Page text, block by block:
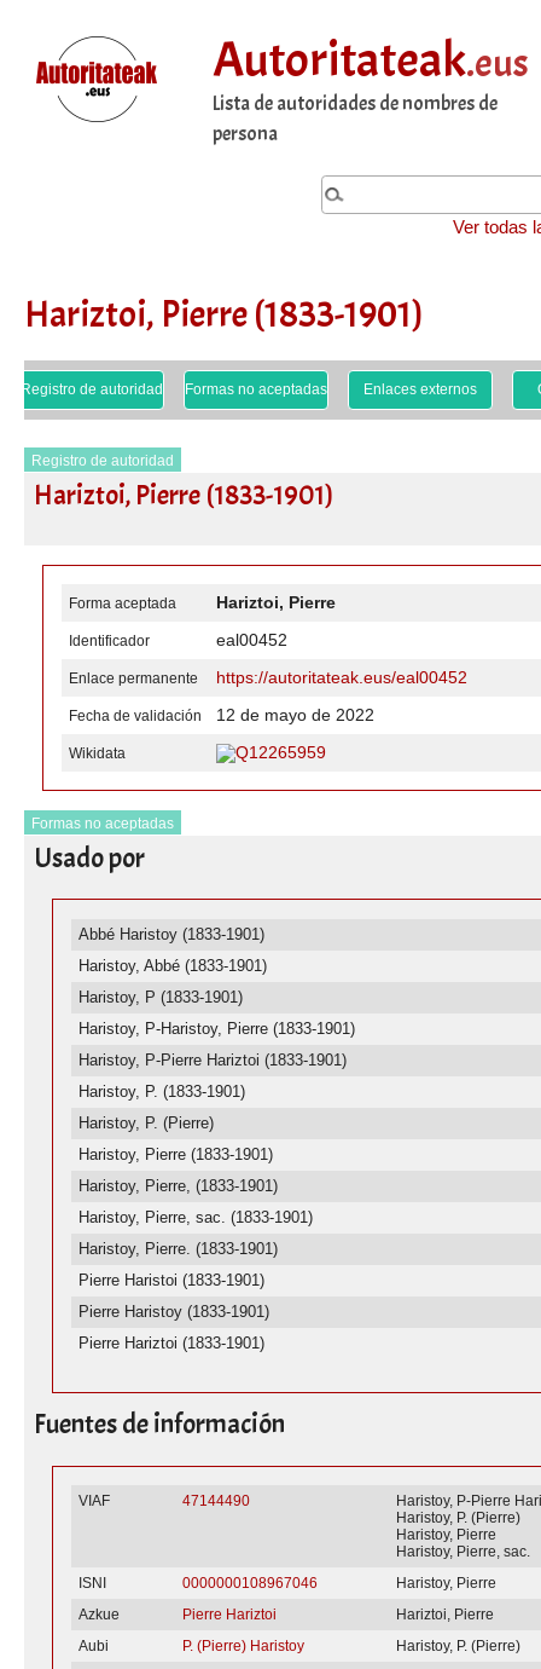
Autoritateak.eus
Lista de autoridades de nombres de
persona
Ver todas
Hariztoi, Pierre (1833-1901)
Registro de autoridad Formas no aceptadas Enlaces externos
Registro de autoridad
Hariztoi, Pierre (1833-1901)
Forma aceptada Hariztoi, Pierre
Identificador eal00452
Enlace permanente https://autoritateak.eus/eal00452
Fecha de validación 12 de mayo de 2022
Wikidata Q12265959
Formas no aceptadas
Usado por
Abbé Haristoy (1833-1901)
Haristoy, Abbé (1833-1901)
Haristoy, P (1833-1901)
Haristoy, P-Haristoy, Pierre (1833-1901)
Haristoy, P-Pierre Hariztoi (1833-1901)
Haristoy, P. (1833-1901)
Haristoy, P. (Pierre)
Haristoy, Pierre (1833-1901)
Haristoy, Pierre, (1833-1901)
Haristoy, Pierre, sac. (1833-1901)
Haristoy, Pierre. (1833-1901)
Pierre Haristoi (1833-1901)
Pierre Haristoy (1833-1901)
Pierre Hariztoi (1833-1901)
Fuentes de información
VIAF 47144490
Haristoy, P-Pierre
Haristoy, P. (Pierre)
Haristoy, Pierre
Haristoy, Pierre, sac.
ISNI
0000000108967046
Haristoy, Pierre
Azkue
Pierre Hariztoi
Hariztoi, Pierre
Aubi
P. (Pierre) Haristoy
Haristoy, P. (Pierre)